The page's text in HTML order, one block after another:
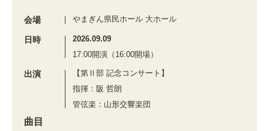
会場 やまぎん県民ホール 大ホール
日時
2026.09.09
17:00開演（16:00開場）
出演
【第Ⅱ部 記念コンサート】
指揮：阪 哲朗
管弦楽：山形交響楽団
曲目